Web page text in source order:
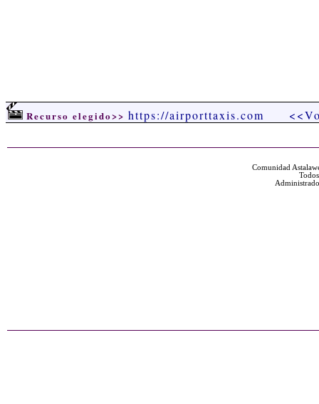
Recurso elegido>> https://airporttaxis.com
Comunidad